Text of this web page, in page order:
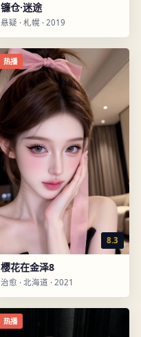
镰仓·迷途
悬疑 · 札幌 · 2019
热播
8.3
樱花在金泽8
治愈 · 北海道 · 2021
热播